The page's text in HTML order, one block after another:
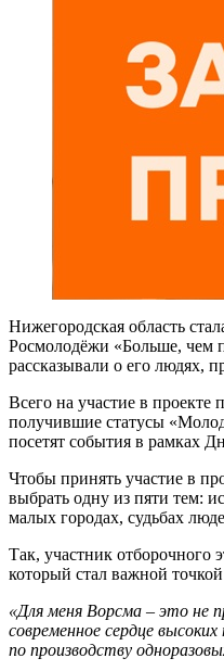
Нижегородская область
Росмолодёжи «Больше, чем
рассказывали о его людях,
Всего на участие в
получившие статусы
посетят события в рамках
Чтобы принять участие в
выбрать одну из пяти тем:
малых городах, судьбах
Так, участник отборочного
который стал важной
«Для меня Ворсма – это не
современное сердце
по производству